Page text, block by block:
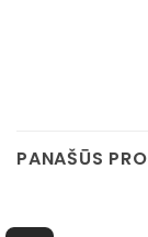
PANAŠŪS